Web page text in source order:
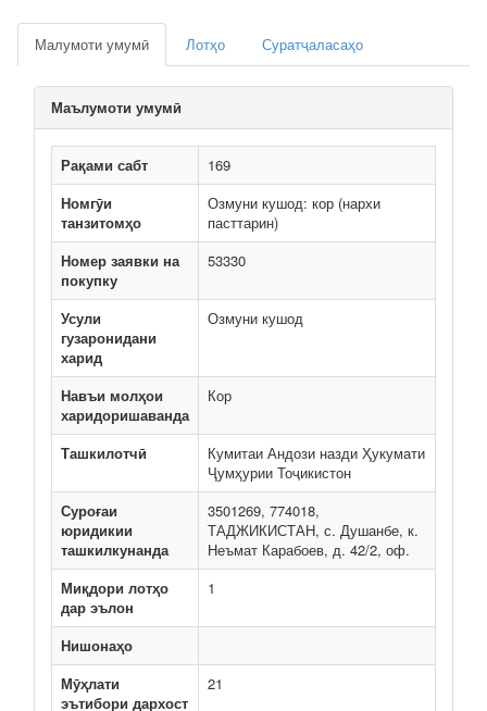
Малумоти умумӣ Лотҳо Суратҷаласаҳо
Маълумоти умумӣ
Рақами сабт
169
Номгӯи
танзитомҳо
Озмуни кушод: кор (нархи
пасттарин)
Номер заявки на
покупку
53330
Усули
гузаронидани
харид
Озмуни кушод
Навъи молҳои
харидоришаванда
Кор
Ташкилотчӣ
Кумитаи Андози назди Ҳукумати
Ҷумҳурии Тоҷикистон
Суроғаи
юридикии
ташкилкунанда
3501269, 774018,
ТАДЖИКИСТАН, с. Душанбе, к.
Неъмат Карабоев, д. 42/2, оф.
Миқдори лотҳо
дар эълон
1
Нишонаҳо
Мӯҳлати
эътибори дархост
21